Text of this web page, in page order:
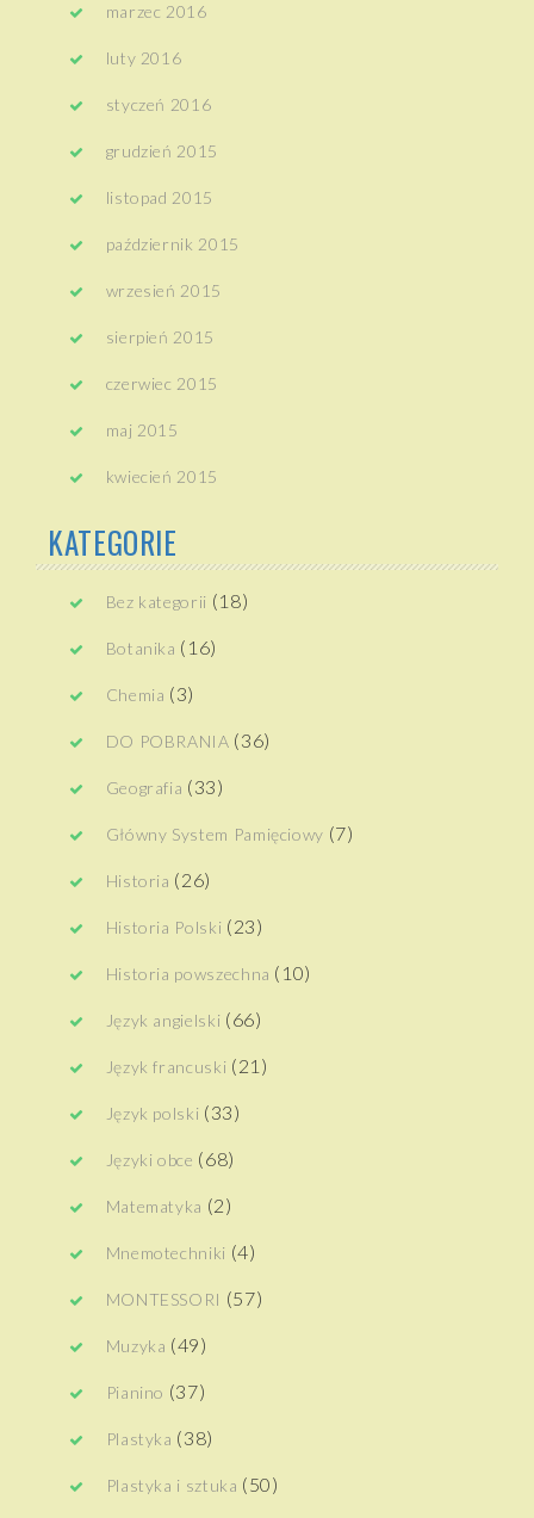
marzec 2016
luty 2016
styczeń 2016
grudzień 2015
listopad 2015
październik 2015
wrzesień 2015
sierpień 2015
czerwiec 2015
maj 2015
kwiecień 2015
KATEGORIE
Bez kategorii (18)
Botanika (16)
Chemia (3)
DO POBRANIA (36)
Geografia (33)
Główny System Pamięciowy (7)
Historia (26)
Historia Polski (23)
Historia powszechna (10)
Język angielski (66)
Język francuski (21)
Język polski (33)
Języki obce (68)
Matematyka (2)
Mnemotechniki (4)
MONTESSORI (57)
Muzyka (49)
Pianino (37)
Plastyka (38)
Plastyka i sztuka (50)